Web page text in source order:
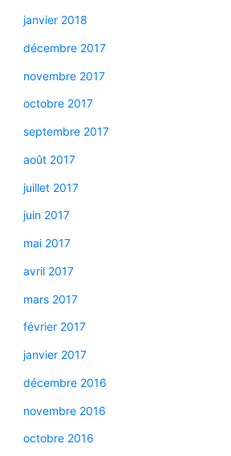
janvier 2018
décembre 2017
novembre 2017
octobre 2017
septembre 2017
août 2017
juillet 2017
juin 2017
mai 2017
avril 2017
mars 2017
février 2017
janvier 2017
décembre 2016
novembre 2016
octobre 2016